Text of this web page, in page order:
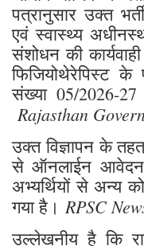
आयोग सचिव ने
पत्रानुसार उक्त
एवं स्वास्थ्य
संशोधन की
फिजियोथेरेपिस्ट के
संख्या 05/2026-27
Rajasthan
उक्त विज्ञापन के
से ऑनलाईन आवेदन
अभ्यर्थियों से अन्य
गया है।RPSC